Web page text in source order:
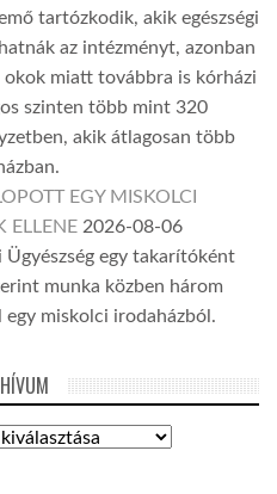
tartózkodik, akik egészségi
az intézményt, azonban
miatt továbbra is kórházi
szinten több mint 320
akik átlagosan több
EGY MISKOLCI
ELLENE 2026-08-06
egy takarítóként
munka közben három
miskolci irodaházból.